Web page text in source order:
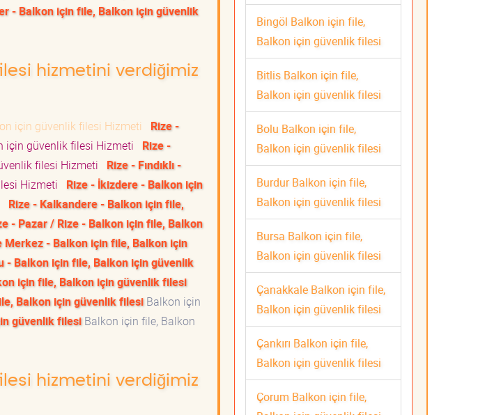
- Balkon için file, Balkon için güvenlik
hizmetini verdiğimiz
için güvenlik filesi Hizmeti
Rize -
için güvenlik filesi Hizmeti
Rize -
filesi Hizmeti
Rize - Fındıklı -
Hizmeti
Rize - İkizdere - Balkon için
Rize - Kalkandere - Balkon için file,
- Pazar / Rize - Balkon için file, Balkon
Merkez - Balkon için file, Balkon için
- Balkon için file, Balkon için güvenlik
için file, Balkon için güvenlik filesi
Balkon için güvenlik filesiBalkon için
güvenlik filesiBalkon için file, Balkon
hizmetini verdiğimiz
Bingöl Balkon için file,
Balkon için güvenlik filesi
Bitlis Balkon için file,
Balkon için güvenlik filesi
Bolu Balkon için file,
Balkon için güvenlik filesi
Burdur Balkon için file,
Balkon için güvenlik filesi
Bursa Balkon için file,
Balkon için güvenlik filesi
Çanakkale Balkon için file,
Balkon için güvenlik filesi
Çankırı Balkon için file,
Balkon için güvenlik filesi
Çorum Balkon için file,